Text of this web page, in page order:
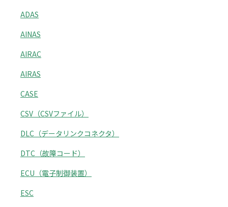
ADAS
AINAS
AIRAC
AIRAS
CASE
CSV（CSVファイル）
DLC（データリンクコネクタ）
DTC（故障コード）
ECU（電子制御装置）
ESC